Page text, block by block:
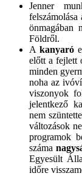
Jenner
önmagában
Földről.
Akanyaró
előtt a fejlett
minden
noha az
viszonyok
jelentkező
nem
változások
programok
száma
Egyesült
időre